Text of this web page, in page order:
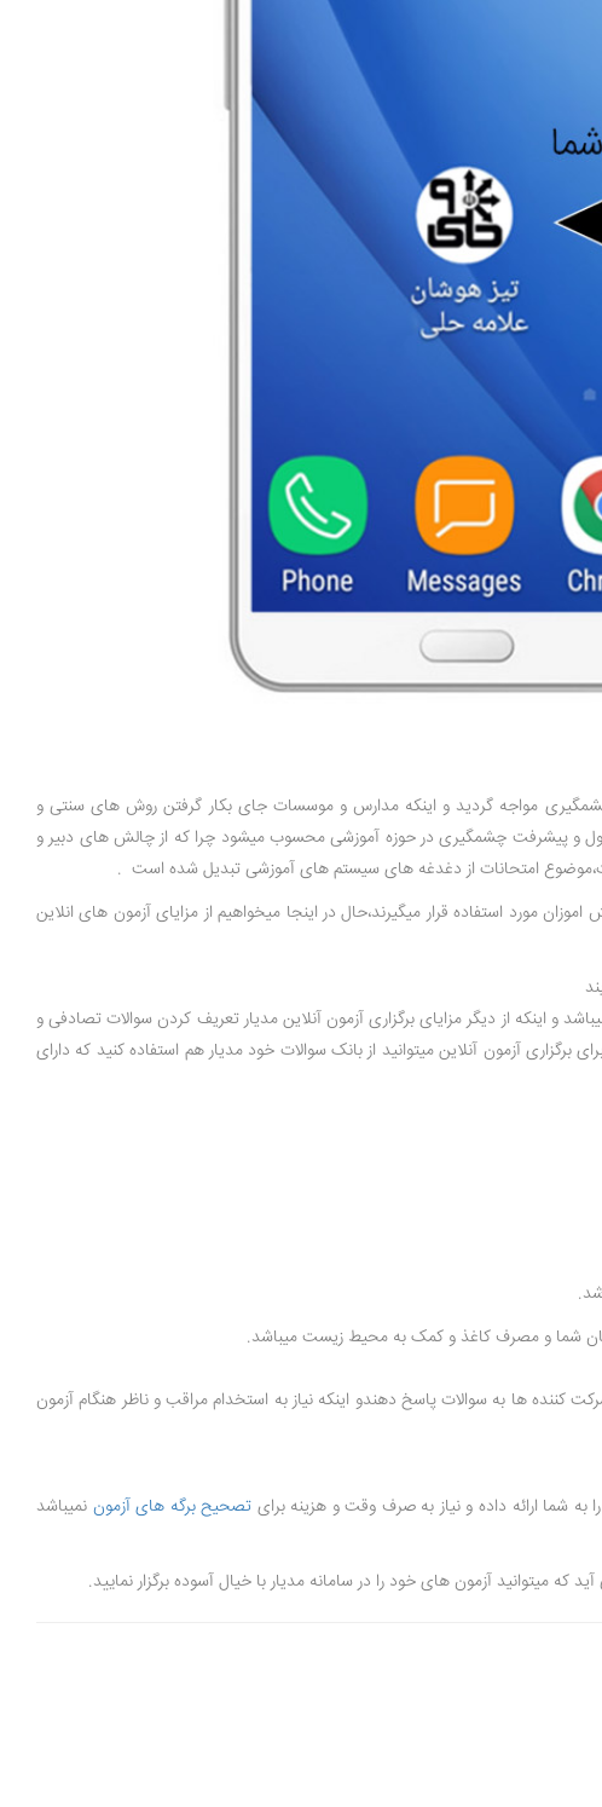
مواجه گردید و اینکه مدارس و موسسات جای بکار گرفتن روش های سنتی و
تحول و پیشرفت چشمگیری در حوزه آموزشی محسوب میشود چرا که از چالش های دبیر و
امتحانات از دغدغه های سیستم های آموزشی تبدیل شده است .
مورد استفاده قرار میگیرند،حال در اینجا میخواهیم از مزایای آزمون های انلاین
و اینکه از دیگر مزایای برگزاری آزمون آنلاین مدیار تعریف کردن سوالات تصادفی و
آزمون آنلاین میتوانید از بانک سوالات خود مدیار هم استفاده کنید که دارای
شما و مصرف کاغذ و کمک به محیط زیست میباشد.
کننده ها به سوالات پاسخ دهندو اینکه نیاز به استخدام مراقب و ناظر هنگام آزمون
به شما ارائه داده و نیاز به صرف وقت و هزینه برای تصحیح برگه های آزمون نمیباشد
آزمون های خود را در سامانه مدیار با خیال آسوده برگزار نمایید.